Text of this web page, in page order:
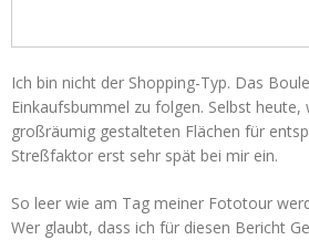
Ich bin nicht der Shopping-Typ. Das
Einkaufsbummel zu folgen. Selbst
großräumig gestalteten Flächen für
Streßfaktor erst sehr spät bei mir ein.
So leer wie am Tag meiner Fototour
Wer glaubt, dass ich für diesen Bericht